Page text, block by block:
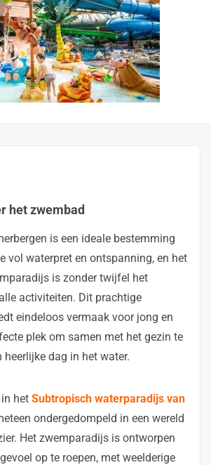
het zwembad
is een ideale bestemming
vol waterpret en ontspanning, en het
is zonder twijfel het
activiteiten. Dit prachtige
eindeloos vermaak voor jong en
plek om samen met het gezin te
heerlijke dag in het water.
het Subtropisch waterparadijs van
ondergedompeld in een wereld
Het zwemparadijs is ontworpen
op te roepen, met weelderige